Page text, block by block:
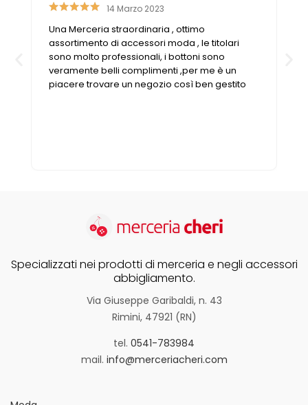
14 Marzo 2023
Una Merceria straordinaria , ottimo
assortimento di accessori moda , le titolari
sono molto professionali, i bottoni sono
veramente belli complimenti ,per me è un
piacere trovare un negozio così ben gestito
Specializzati nei prodotti di merceria e negli accessori
abbigliamento.
Via Giuseppe Garibaldi, n. 43
Rimini, 47921 (RN)
tel. 0541-783984
mail. info@merceriacheri.com